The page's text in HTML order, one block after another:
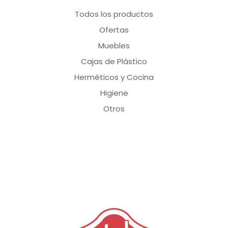
Todos los productos
Ofertas
Muebles
Cajas de Plástico
Herméticos y Cocina
Higiene
Otros